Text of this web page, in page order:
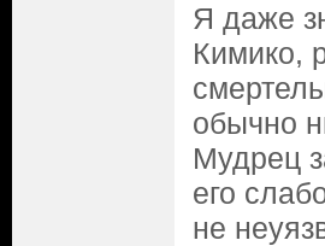
Я даже
Кимико,
обычно
Мудрец
его
не